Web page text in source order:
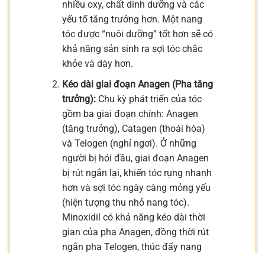
nhiều oxy, chất dinh dưỡng và các
yếu tố tăng trưởng hơn. Một nang
tóc được “nuôi dưỡng” tốt hơn sẽ có
khả năng sản sinh ra sợi tóc chắc
khỏe và dày hơn.
Kéo dài giai đoạn Anagen (Pha tăng
trưởng):Chu kỳ phát triển của tóc
gồm ba giai đoạn chính: Anagen
(tăng trưởng), Catagen (thoái hóa)
và Telogen (nghỉ ngơi). Ở những
người bị hói đầu, giai đoạn Anagen
bị rút ngắn lại, khiến tóc rụng nhanh
hơn và sợi tóc ngày càng mỏng yếu
(hiện tượng thu nhỏ nang tóc).
Minoxidil có khả năng kéo dài thời
gian của pha Anagen, đồng thời rút
ngắn pha Telogen, thúc đẩy nang